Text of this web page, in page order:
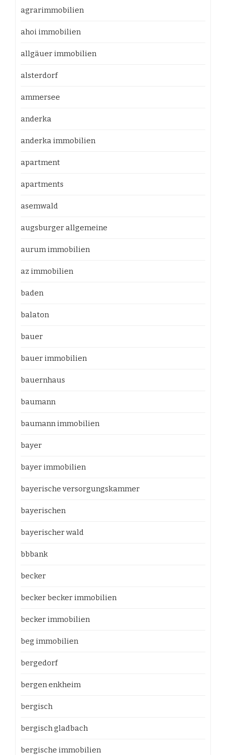
agrarimmobilien
ahoi immobilien
allgäuer immobilien
alsterdorf
ammersee
anderka
anderka immobilien
apartment
apartments
asemwald
augsburger allgemeine
aurum immobilien
az immobilien
baden
balaton
bauer
bauer immobilien
bauernhaus
baumann
baumann immobilien
bayer
bayer immobilien
bayerische versorgungskammer
bayerischen
bayerischer wald
bbbank
becker
becker becker immobilien
becker immobilien
beg immobilien
bergedorf
bergen enkheim
bergisch
bergisch gladbach
bergische immobilien